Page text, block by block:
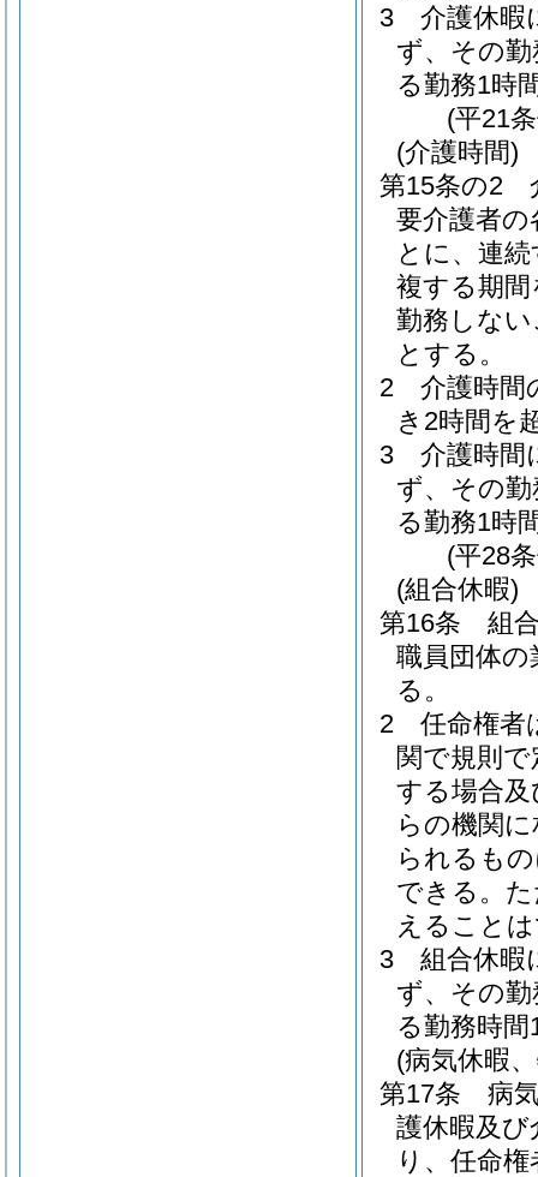
3
介護休暇
ず、その
る勤務1時
(平21
(介護時間)
第15条の2
要介護者
とに、連
複する期
勤務しな
とする。
2
介護時間
き2時間を
3
介護時間
ず、その
る勤務1時
(平28
(組合休暇)
第16条
組
職員団体
る。
2
任命権者
関で規則
する場合
らの機関
られるも
できる。
えること
3
組合休暇
ず、その
る勤務時
(病気休暇
第17条
病
護休暇及
り、任命